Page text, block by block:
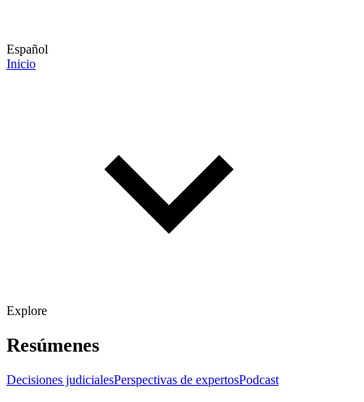
Español
Inicio
Explore
Resúmenes
Decisiones judicialesPerspectivas de expertosPodcast